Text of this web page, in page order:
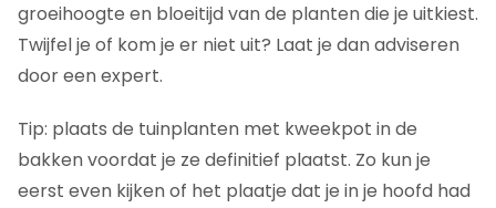
groeihoogte en bloeitijd van de planten die je uitkiest.
Twijfel je of kom je er niet uit? Laat je dan adviseren
door een expert.
Tip: plaats de tuinplanten met kweekpot in de
bakken voordat je ze definitief plaatst. Zo kun je
eerst even kijken of het plaatje dat je in je hoofd had